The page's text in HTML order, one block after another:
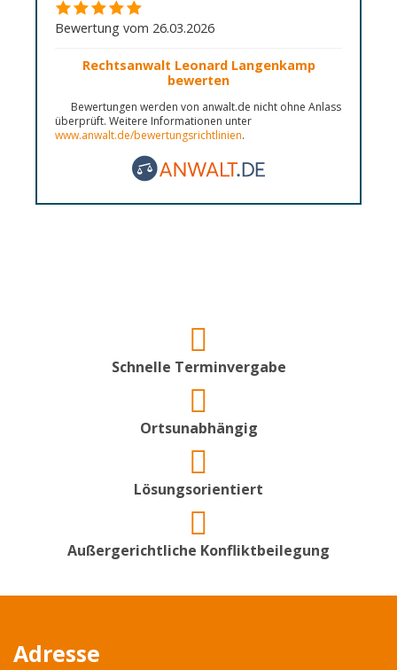
Bewertung vom 26.03.2026
Rechtsanwalt Leonard Langenkamp
bewerten
Bewertungen werden von anwalt.de nicht ohne Anlass
überprüft. Weitere Informationen unter
www.anwalt.de/bewertungsrichtlinien.
Schnelle Terminvergabe
Ortsunabhängig
Lösungsorientiert
Außergerichtliche Konfliktbeilegung
Adresse